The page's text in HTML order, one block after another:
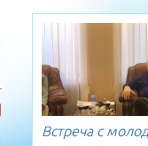
Встреча с